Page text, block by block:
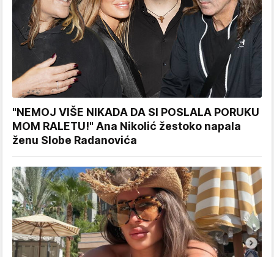
"NEMOJ VIŠE NIKADA DA SI POSLALA PORUKU
MOM RALETU!" Ana Nikolić žestoko napala
ženu Slobe Radanovića